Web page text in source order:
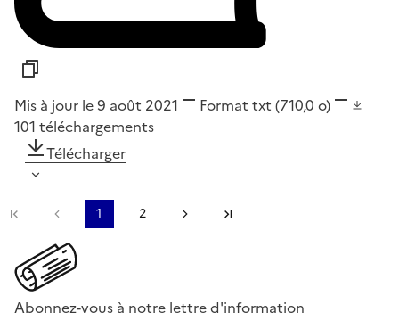
Mis à jour le 9 août 2021 Format txt (710,0 o)
101 téléchargements
Télécharger
Première pagePage précédente
1 2 Page suivante
Abonnez-vous à notre lettre d'information